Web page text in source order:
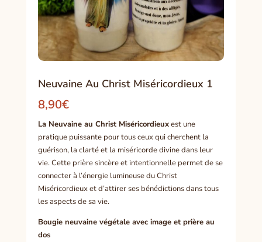
Neuvaine Au Christ Miséricordieux 1
8,90€
La Neuvaine au Christ Miséricordieuxest une
pratique puissante pour tous ceux qui cherchent la
guérison, la clarté et la miséricorde divine dans leur
vie. Cette prière sincère et intentionnelle permet de se
connecter à l’énergie lumineuse du Christ
Miséricordieux et d’attirer ses bénédictions dans tous
les aspects de sa vie.
Bougie neuvaine végétale avec image et prière au
dos